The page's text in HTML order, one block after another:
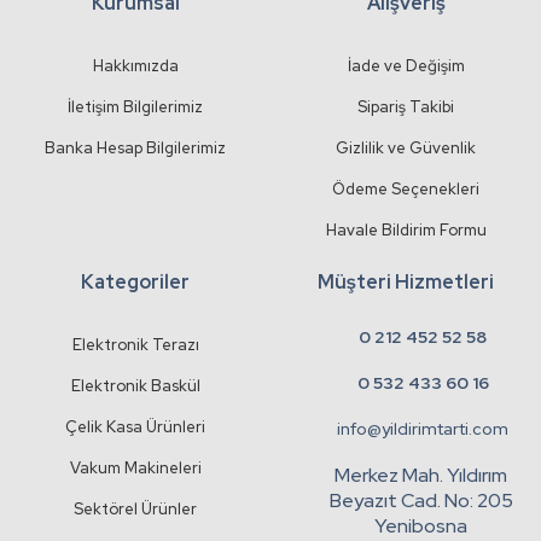
Bu ürüne benzer farklı alternatifler olmalı.
Hakkımızda
İletişim Bilgilerimiz
Banka Hesap Bilgilerimiz
İade ve Değişim
Sipariş Takibi
Gizlilik ve Güvenlik
Ödeme Seçenekleri
Havale Bildirim Formu
Kategoriler
Elektronik Terazı
Elektronik Baskül
Çelik Kasa Ürünleri
Vakum Makineleri
Sektörel Ürünler
Müşteri Hizmetleri
0 212 452 52 58
0 532 433 60 16
info@yildirimtarti.com
Merkez Mah. Yıldırım
Beyazıt Cad. No: 205
Yenibosna